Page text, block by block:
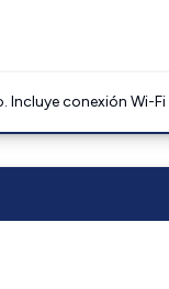
Incluye conexión Wi-